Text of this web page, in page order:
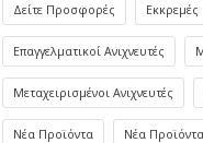
Δείτε Προσφορές Εκκρεμές
Επαγγελματικοί Ανιχνευτές
Μεταχειρισμένοι Ανιχνευτές
Νέα Προϊόντα Νέα Προϊόντα